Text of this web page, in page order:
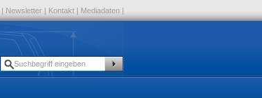
| Newsletter | Kontakt | Mediadaten |